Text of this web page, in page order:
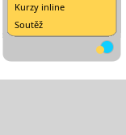
Kurzy inline
Soutěž